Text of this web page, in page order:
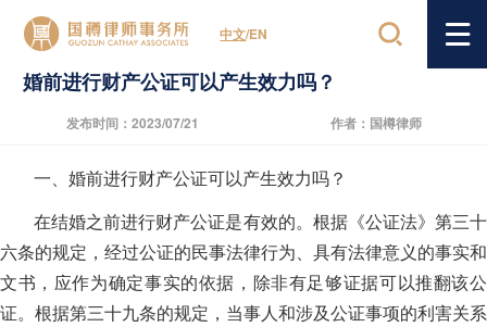
中文/EN
首页 / 专业领域 / 婚姻家庭
婚前进行财产公证可以产生效力吗？
发布时间：2023/07/21 作者：国樽律师
一、婚前进行财产公证可以产生效力吗？
在结婚之前进行财产公证是有效的。根据《公证法》第三十
六条的规定，经过公证的民事法律行为、具有法律意义的事实和
文书，应作为确定事实的依据，除非有足够证据可以推翻该公
证。根据第三十九条的规定，当事人和涉及公证事项的利害关系